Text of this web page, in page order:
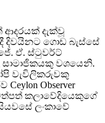
දැක්වූ
දිවයිනට ගොඩ බැස්සේ
ඒ. ස්ටුවර්ට්
සාමාජිකයකු වශයෙනි.
වැවිලිකරුවකු
Observer
කලාවේදියෙකුගේ
ලංකාවේ